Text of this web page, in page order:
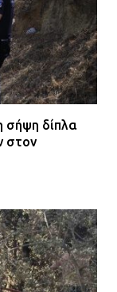
σήψη δίπλα
στον